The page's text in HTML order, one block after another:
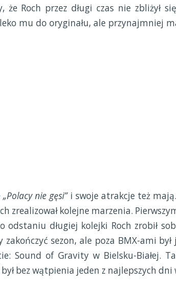
że Roch przez długi czas nie zbliżył
mu do oryginału, ale przynajmniej
„Polacy nie gęsi”i swoje atrakcje też
zrealizował kolejne marzenia.
odstaniu długiej kolejki Roch zrobił
sezon, ale poza BMX-ami był
Sound of Gravity w Bielsku-Białej.
bez wątpienia jeden z najlepszych dni